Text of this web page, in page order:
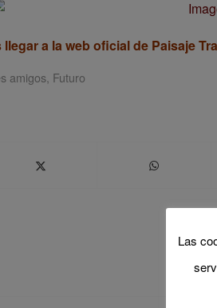
a la web oficial de Paisaje
amigos Futuro
Las